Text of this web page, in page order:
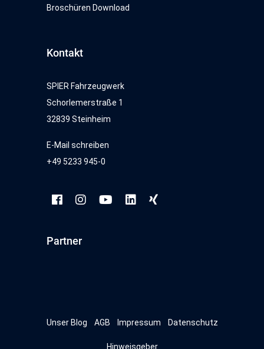
Broschüren Download
Kontakt
SPIER Fahrzeugwerk
Schorlemerstraße 1
32839 Steinheim
E-Mail schreiben
+49 5233 945-0
Partner
Unser Blog AGB Impressum Datenschutz
Hinweisgeber